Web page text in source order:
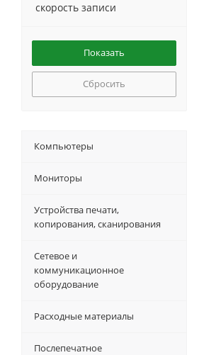
скорость записи
Сбросить
Компьютеры
Мониторы
Устройства печати,
копирования, сканирования
Сетевое и
коммуникационное
оборудование
Расходные материалы
Послепечатное